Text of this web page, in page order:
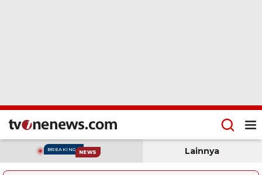
BREAKING NEWS Lainnya